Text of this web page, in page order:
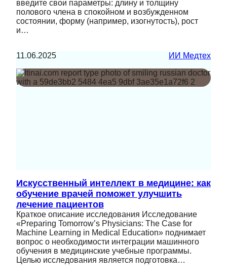
введите свои параметры: длину и толщину
полового члена в спокойном и возбужденном
состоянии, форму (например, изогнутость), рост
и…
11.06.2025 ИИ Медтех
Искусственный интеллект в медицине: как
обучение врачей поможет улучшить
лечение пациентов
Краткое описание исследования Исследование
«Preparing Tomorrow’s Physicians: The Case for
Machine Learning in Medical Education» поднимает
вопрос о необходимости интеграции машинного
обучения в медицинские учебные программы.
Целью исследования является подготовка…